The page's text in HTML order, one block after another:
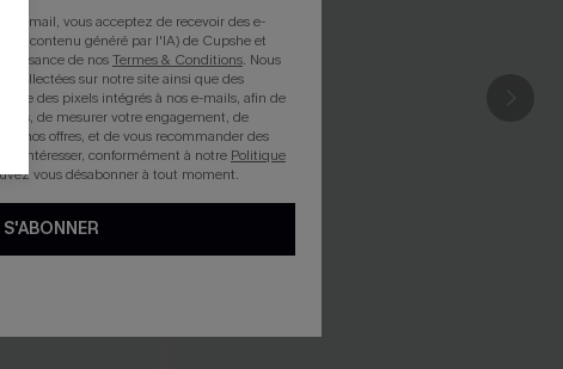
e-mail, vous acceptez de recevoir des e-
du contenu généré par l'IA) de Cupshe et
de nosTermes & Conditions. Nous
collectées sur notre site ainsi que des
que des pixels intégrés à nos e-mails, afin de
de mesurer votre engagement, de
et nos offres, et de vous recommander des
intéresser, conformément à notre Politique
vous désabonner à tout moment.
S'ABONNER